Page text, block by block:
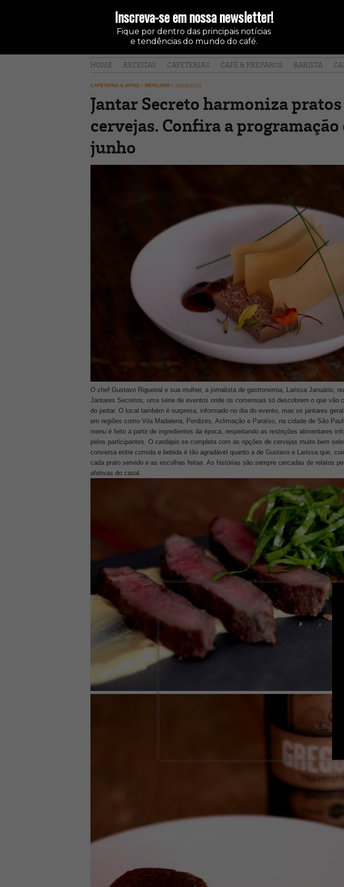
Inscreva-se em nossa newsletter!
Fique por dentro das principais notícias
e tendências do mundo do café.
HOME RECEITAS CAFETERIAS CAFÉ & PREPAROS BARISTA
CAFETERIA & AFINS • MERCADO • 10/06/2015
Jantar Secreto harmoniza pratos
cervejas. Confira a programação
junho
O chef Gustavo Rigueiral e sua mulher, a jornalista de gastronomia, Larissa Januário,
Jantares Secretos, uma série de eventos onde os comensais só descobrem o que vão
do jantar. O local também é surpresa, informado no dia do evento, mas os jantares
em regiões como Vila Madalena, Perdizes, Aclimação e Paraíso, na cidade de São
menu é feito a partir de ingredientes da época, respeitando as restrições alimentares
pelos participantes. O cardápio se completa com as opções de cervejas muito bem
conversa entre comida e bebida é tão agradável quanto a de Gustavo e Larissa que,
cada prato servido e as escolhas feitas. As histórias são sempre cercadas de relatos
afetivas do casal.